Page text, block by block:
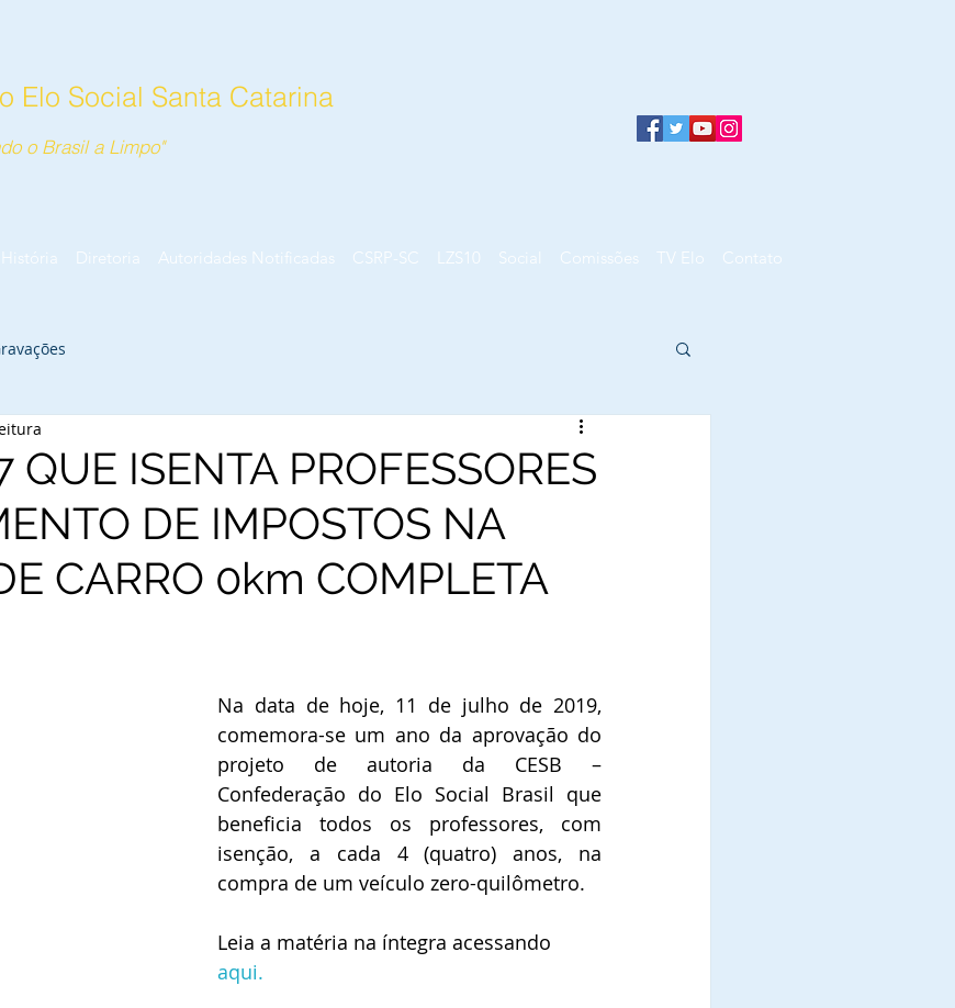
Elo Social Santa Catarina
o Brasil a Limpo"
História Diretoria Autoridades Notificadas CSRP-SC LZS10 Social Comissões TV Elo Contato
QUE ISENTA PROFESSORES
DE IMPOSTOS NA
CARRO 0km COMPLETA
Na data de hoje, 11 de julho de 2019,
comemora-se um ano da aprovação do
projeto de autoria da CESB –
Confederação do Elo Social Brasil que
beneficia todos os professores, com
isenção, a cada 4 (quatro) anos, na
compra de um veículo zero-quilômetro.
Leia a matéria na íntegra acessando
aqui.